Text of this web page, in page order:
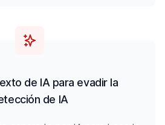
de IA para evadir la
de IA